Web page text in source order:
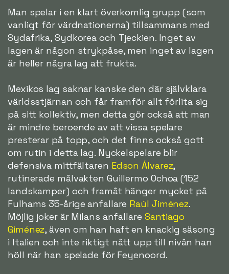
Man spelar i en klart överkomlig grupp (som
vanligt för värdnationerna) tillsammans med
Sydafrika, Sydkorea och Tjeckien. Inget av
lagen är någon strykpåse, men inget av lagen
är heller några lag att frukta.
Mexikos lag saknar kanske den där självklara
världsstjärnan och får framför allt förlita sig
på sitt kollektiv, men detta gör också att man
är mindre beroende av att vissa spelare
presterar på topp, och det finns också gott
om rutin i detta lag. Nyckelspelare blir
defensiva mittfältaren Edson Álvarez,
rutinerade målvakten Guillermo Ochoa (152
landskamper) och framåt hänger mycket på
Fulhams 35-årige anfallare Raúl Jiménez.
Möjlig joker är Milans anfallare Santiago
Giménez, även om han haft en knackig säsong
i Italien och inte riktigt nått upp till nivån han
höll när han spelade för Feyenoord.